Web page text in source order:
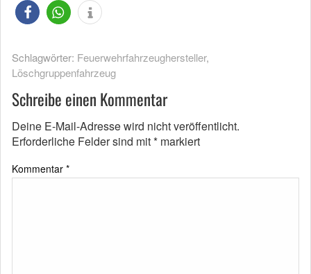
Schlagwörter: Feuerwehrfahrzeughersteller,
Löschgruppenfahrzeug
Schreibe einen Kommentar
Deine E-Mail-Adresse wird nicht veröffentlicht.
Erforderliche Felder sind mit* markiert
Kommentar *